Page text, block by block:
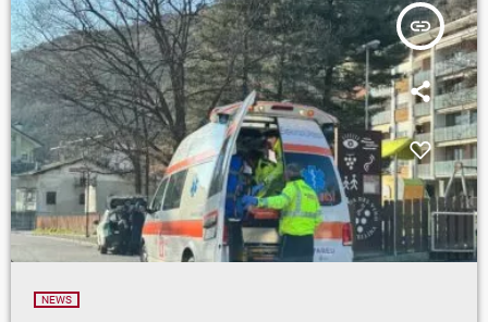
insert_link
NEWS